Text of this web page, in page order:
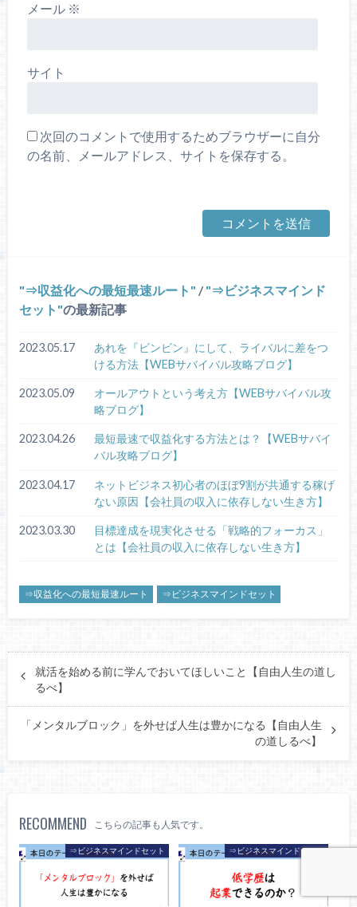
メール ※
サイト
次回のコメントで使用するためブラウザーに自分
の名前、メールアドレス、サイトを保存する。
⇒収益化への最短最速ルート / ⇒ビジネスマインド
セット の最新記事
2023.05.17
あれを『ビンビン』にして、ライバルに差をつ
ける方法【WEBサバイバル攻略ブログ】
2023.05.09
オールアウトという考え方【WEBサバイバル攻
略ブログ】
2023.04.26
最短最速で収益化する方法とは？【WEBサバイ
バル攻略ブログ】
2023.04.17
ネットビジネス初心者のほぼ9割が共通する稼げ
ない原因【会社員の収入に依存しない生き方】
2023.03.30
目標達成を現実化させる「戦略的フォーカス」
とは【会社員の収入に依存しない生き方】
⇒収益化への最短最速ルート ⇒ビジネスマインドセット
就活を始める前に学んでおいてほしいこと【自由人生の道し
るべ】
「メンタルブロック」を外せば人生は豊かになる【自由人生
の道しるべ】
RECOMMEND こちらの記事も人気です。
⇒ビジネスマインドセット ⇒ビジネスマインドセット